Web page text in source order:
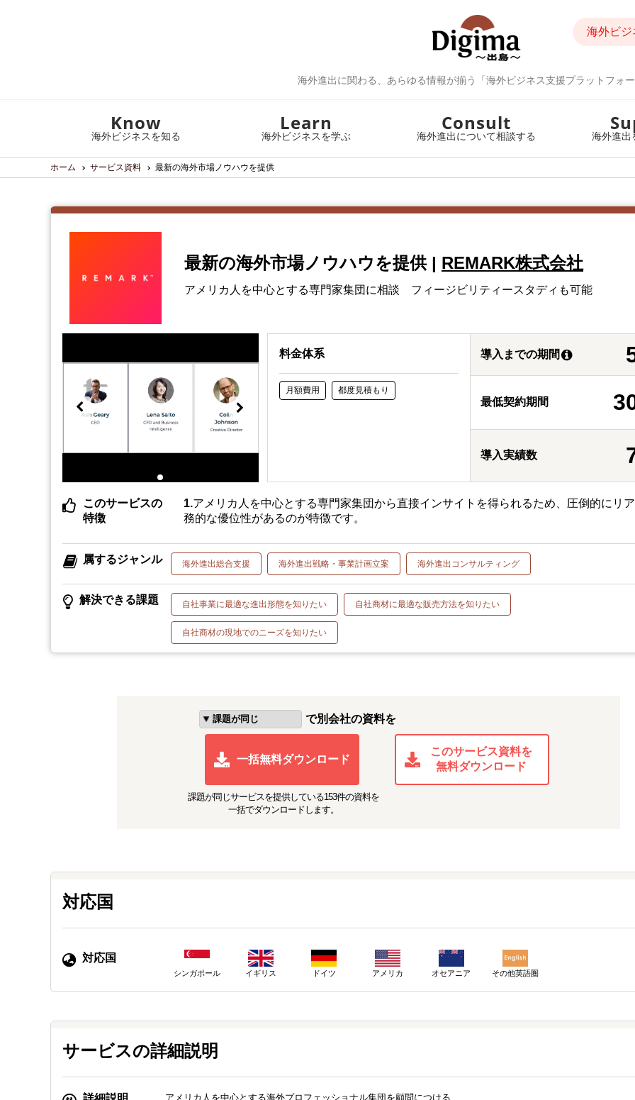
海外進出に関わる、あらゆる情報が揃う「海外ビジネス支援プラットフォ
海外ビジ
Know
海外ビジネスを知る
Learn
海外ビジネスを学ぶ
Consult
海外進出について相談する 海外進出
ホーム サービス資料 最新の海外市場ノウハウを提供
最新の海外市場ノウハウを提供 | REMARK株式会社
アメリカ人を中心とする専門家集団に相談 フィージビリティースタディも可能
料金体系
月額費用 都度見積もり
導入までの期間
最低契約期間
導入実績数
このサービスの
特徴
アメリカ人を中心とする専門家集団から直接インサイトを得られるため、圧倒的にリ
務的な優位性があるのが特徴です。
属するジャンル 海外進出総合支援 海外進出戦略・事業計画立案 海外進出コンサルティング
解決できる課題 自社事業に最適な進出形態を知りたい 自社商材に最適な販売方法を知りたい
自社商材の現地でのニーズを知りたい
で別会社の資料を
一括無料ダウンロード
このサービス資料を
無料ダウンロード
課題が同じサービスを提供している153件の資料を
一括でダウンロードします。
対応国
対応国
シンガポール イギリス ドイツ アメリカ オセアニア その他英語圏
サービスの詳細説明
アメリカ人を中心とする海外プロフェッショナル集団を顧問につける